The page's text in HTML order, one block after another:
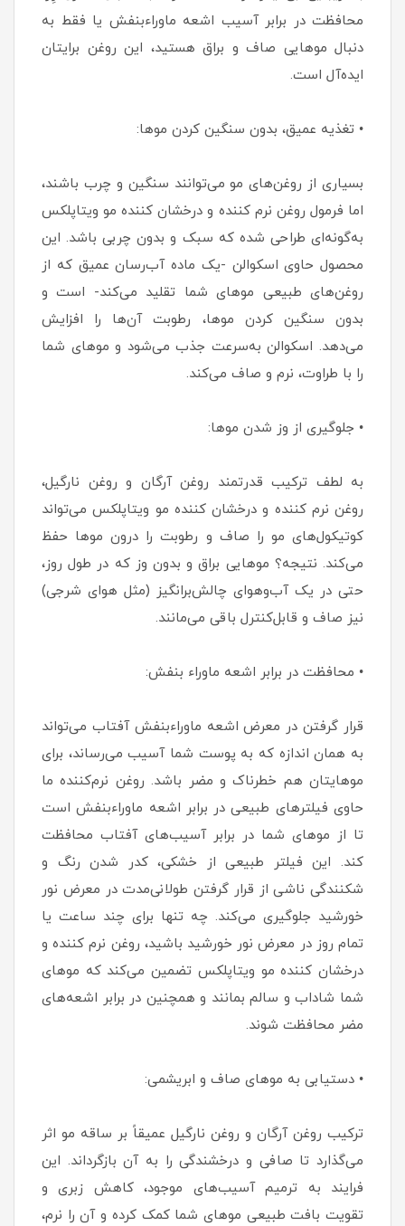
محافظت در برابر آسیب اشعه ماوراءبنفش یا فقط به
دنبال موهایی صاف و براق هستید، این روغن برایتان
ایده‌آل است.
• تغذیه عمیق، بدون سنگین کردن موها:
بسیاری از روغن‌های مو می‌توانند سنگین و چرب باشند،
اما فرمول روغن نرم کننده و درخشان کننده مو ویتاپلکس
به‌گونه‌ای طراحی شده که سبک و بدون چربی باشد. این
محصول حاوی اسکوالن -یک ماده آب‌رسان عمیق که از
روغن‌های طبیعی موهای شما تقلید می‌کند- است و
بدون سنگین کردن موها، رطوبت آن‌ها را افزایش
می‌دهد. اسکوالن به‌سرعت جذب می‌شود و موهای شما
را با طراوت، نرم و صاف می‌کند.
• جلوگیری از وز شدن موها:
به لطف ترکیب قدرتمند روغن آرگان و روغن نارگیل،
روغن نرم کننده و درخشان کننده مو ویتاپلکس می‌تواند
کوتیکول‌های مو را صاف و رطوبت را درون موها حفظ
می‌کند. نتیجه؟ موهایی براق و بدون وز که در طول روز،
حتی در یک آب‌وهوای چالش‌برانگیز (مثل هوای شرجی)
نیز صاف و قابل‌کنترل باقی می‌مانند.
• محافظت در برابر اشعه ماوراء بنفش:
قرار گرفتن در معرض اشعه ماوراء‌بنفش آفتاب می‌تواند
به همان اندازه که به پوست شما آسیب می‌رساند، برای
موهایتان هم خطرناک و مضر باشد. روغن نرم‌کننده ما
حاوی فیلترهای طبیعی در برابر اشعه ماوراءبنفش است
تا از موهای شما در برابر آسیب‌های آفتاب محافظت
کند. این فیلتر طبیعی از خشکی، کدر شدن رنگ و
شکنندگی ناشی از قرار گرفتن طولانی‌مدت در معرض نور
خورشید جلوگیری می‌کند. چه تنها برای چند ساعت یا
تمام روز در معرض نور خورشید باشید، روغن نرم کننده و
درخشان کننده مو ویتاپلکس تضمین می‌کند که موهای
شما شاداب و سالم بمانند و همچنین در برابر اشعه‌های
مضر محافظت شوند.
• دستیابی به موهای صاف و ابریشمی:
ترکیب روغن آرگان و روغن نارگیل عمیقاً بر ساقه مو اثر
می‌گذارد تا صافی و درخشندگی را به آن بازگرداند. این
فرایند به ترمیم آسیب‌های موجود، کاهش زبری و
تقویت بافت طبیعی موهای شما کمک کرده و آن را نرم،